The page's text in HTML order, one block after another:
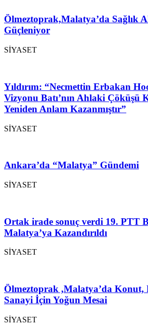
Ölmeztoprak,Malatya’da Sağlık
Güçleniyor
SİYASET
Yıldırım: “Necmettin Erbakan
Vizyonu Batı’nın Ahlaki Çöküşü
Yeniden Anlam Kazanmıştır”
SİYASET
Ankara’da “Malatya” Gündemi
SİYASET
Ortak irade sonuç verdi 19. PTT
Malatya’ya Kazandırıldı
SİYASET
Ölmeztoprak ,Malatya’da Konut,
Sanayi İçin Yoğun Mesai
SİYASET